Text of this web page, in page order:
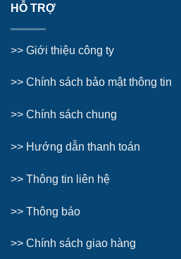
HỖ TRỢ
>> Giới thiệu công ty
>> Chính sách bảo mật thông tin
>> Chính sách chung
>> Hướng dẫn thanh toán
>> Thông tin liên hệ
>> Thông báo
>> Chính sách giao hàng